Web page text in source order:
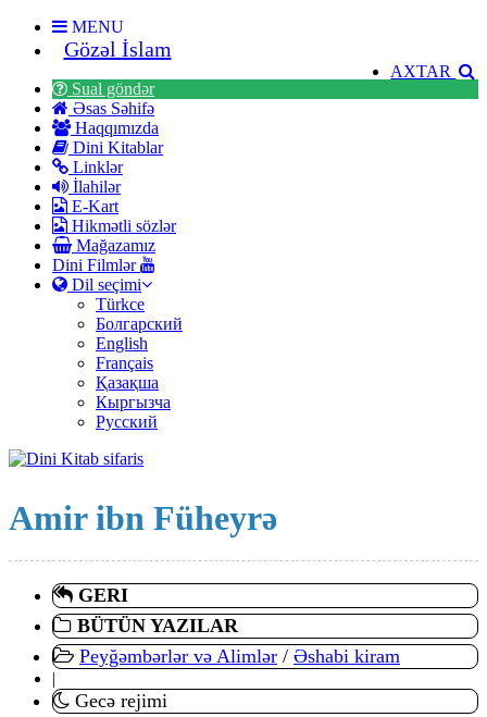
MENU
Gözəl İslam
AXTAR
Sual göndər
Əsas Səhifə
Haqqımızda
Dini Kitablar
Linklər
İlahilər
E-Kart
Hikmətli sözlər
Mağazamız
Dini Filmlər
Dil seçimi
Türkce
Болгарский
English
Français
Қазақша
Кыргызча
Русский
Amir ibn Füheyrə
GERI
BÜTÜN YAZILAR
Peyğəmbərlər və Alimlər / Əshabi kiram
|
Gecə rejimi